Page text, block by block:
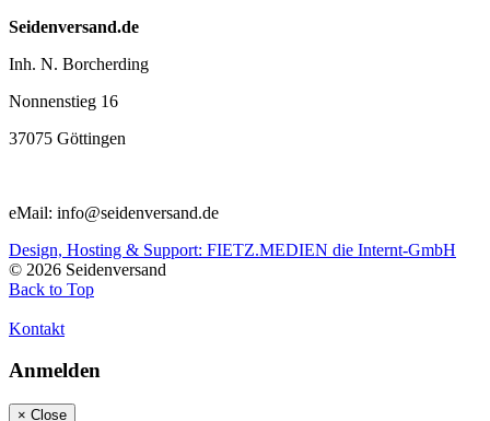
Seidenversand.de
Inh. N. Borcherding
Nonnenstieg 16
37075 Göttingen
eMail: info@seidenversand.de
Design, Hosting & Support: FIETZ.MEDIEN die Internt-GmbH
© 2026 Seidenversand
Back to Top
Kontakt
Anmelden
× Close